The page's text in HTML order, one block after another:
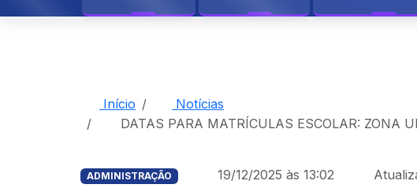
Início
Notícias
DATAS PARA MATRÍCULAS ESCOLAR: ZONA
ADMINISTRAÇÃO 19/12/2025 às 13:02